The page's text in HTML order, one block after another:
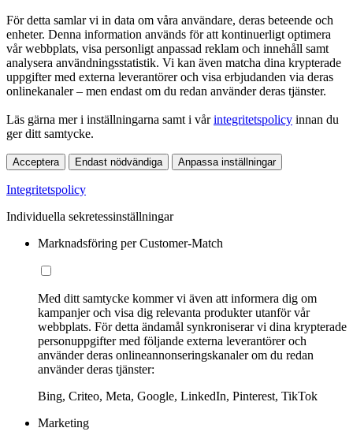
För detta samlar vi in data om våra användare, deras beteende och
enheter. Denna information används för att kontinuerligt optimera
vår webbplats, visa personligt anpassad reklam och innehåll samt
analysera användningsstatistik. Vi kan även matcha dina krypterade
uppgifter med externa leverantörer och visa erbjudanden via deras
onlinekanaler – men endast om du redan använder deras tjänster.
Läs gärna mer i inställningarna samt i vårintegritetspolicy innan du
ger ditt samtycke.
Acceptera Endast nödvändiga Anpassa inställningar
Integritetspolicy
Individuella sekretessinställningar
Marknadsföring per Customer-Match
Med ditt samtycke kommer vi även att informera dig om
kampanjer och visa dig relevanta produkter utanför vår
webbplats. För detta ändamål synkroniserar vi dina krypterade
personuppgifter med följande externa leverantörer och
använder deras onlineannonseringskanaler om du redan
använder deras tjänster:
Bing, Criteo, Meta, Google, LinkedIn, Pinterest, TikTok
Marketing